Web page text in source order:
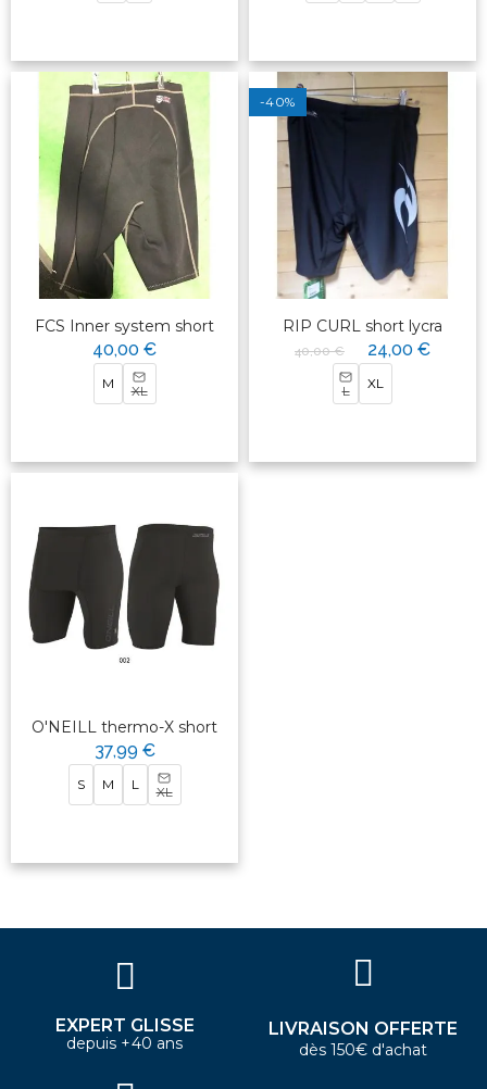
FCS Inner system short
40,00 €
M XL
-40%
RIP CURL short lycra
40,00 € 24,00 €
L XL
O'NEILL thermo-X short
37,99 €
S M L XL
EXPERT GLISSE
depuis +40 ans
LIVRAISON OFFERTE
dès 150€ d'achat